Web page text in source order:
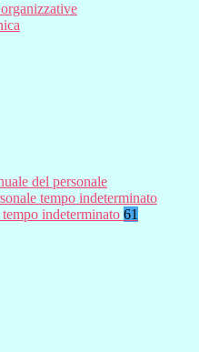
del personale
tempo indeterminato
indeterminato 61